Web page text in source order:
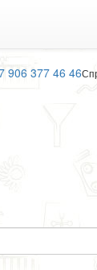
906 377 46 46